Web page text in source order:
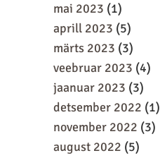
mai 2023 (1)
aprill 2023 (5)
märts 2023 (3)
veebruar 2023 (4)
jaanuar 2023 (3)
detsember 2022 (1)
november 2022 (3)
august 2022 (5)